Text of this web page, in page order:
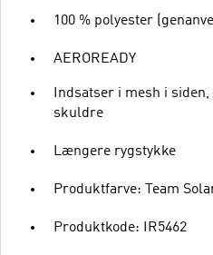
100 % polyester
AEROREADY
Indsatser i mesh i
skuldre
Længere rygstykke
Produktfarve: Team
Produktkode: IR5462